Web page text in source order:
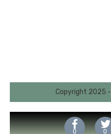
Copyright 2025 -
0 0